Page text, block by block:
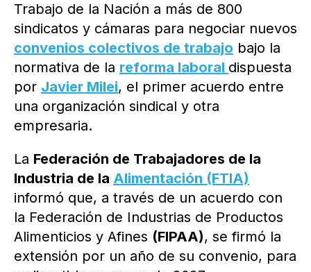
Trabajo de la Nación a más de 800
sindicatos y cámaras para negociar nuevos
convenios colectivos de trabajo bajo la
normativa de la reforma laboral dispuesta
por Javier Milei, el primer acuerdo entre
una organización sindical y otra
empresaria.
La Federación de Trabajadores de la
Industria de la Alimentación (FTIA)
informó que, a través de un acuerdo con
la Federación de Industrias de Productos
Alimenticios y Afines (FIPAA), se firmó la
extensión por un año de su convenio, para